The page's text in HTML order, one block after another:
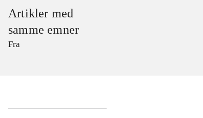
Artikler med
samme emner
Fra